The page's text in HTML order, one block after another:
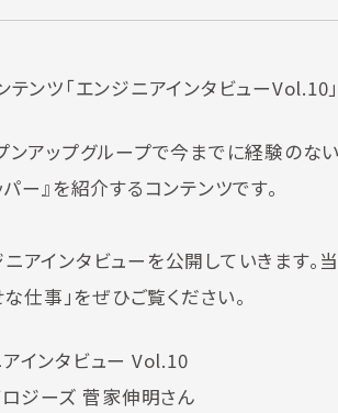
ンツ「エンジニアインタビューVol.10
アップグループで今までに経験のない
ー』を紹介するコンテンツです。
アインタビューを公開していきます。
な仕事」をぜひご覧ください。
ンタビュー Vol.10
ロジーズ 菅家伸明さん